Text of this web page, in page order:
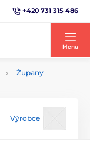
+420 731 315 486
Menu
Župany
Výrobce